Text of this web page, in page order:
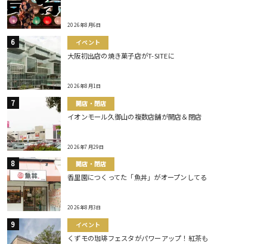
2026年8月6日
イベント
大阪初出店の焼き菓子店がT-SITEに
2026年8月1日
開店・閉店
イオンモール久御山の複数店舗が開店＆閉店
2026年7月29日
開店・閉店
香里園につくってた「魚丼」がオープンしてる
2026年8月3日
イベント
くずモの珈琲フェスタがパワーアップ！紅茶も